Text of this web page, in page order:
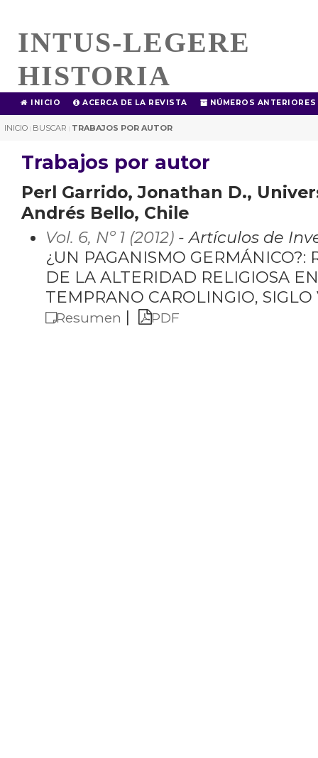
INTUS-LEGERE
HISTORIA
INICIO ACERCA DE LA REVISTA NÚMEROS ANTERIORES
INICIO | BUSCAR | TRABAJOS POR AUTOR
Trabajos por autor
Perl Garrido, Jonathan D.,
Andrés Bello, Chile
Vol. 6, Nº 1 (2012)- Artículos de
¿UN PAGANISMO GERMÁNICO?:
DE LA ALTERIDAD RELIGIOSA
TEMPRANO CAROLINGIO, SIGLO
Resumen | PDF